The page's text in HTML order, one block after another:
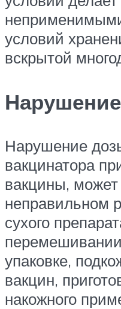
условий
вскрытой
Нарушение
вакцинатора
вакцины, может
неправильном
сухого
упаковке,
вакцин,
накожного